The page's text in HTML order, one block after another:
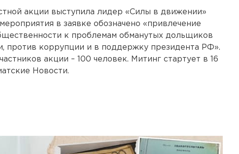
акции выступила лидер «Силы в движении»
в заявке обозначено «привлечение
к проблемам обманутых дольщиков
против коррупции и в поддержку президента РФ».
акции – 100 человек. Митинг стартует в 16
Новости.